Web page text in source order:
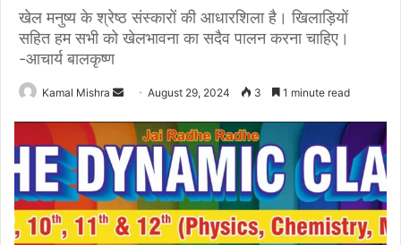
खेल मनुष्य के श्रेष्ठ संस्कारों की आधारशिला है। खिलाड़ियों
सहित हम सभी को खेलभावना का सदैव पालन करना चाहिए।
-आचार्य बालकृष्ण
Kamal Mishra
Send
email
August 29, 2024 3 1 minute read